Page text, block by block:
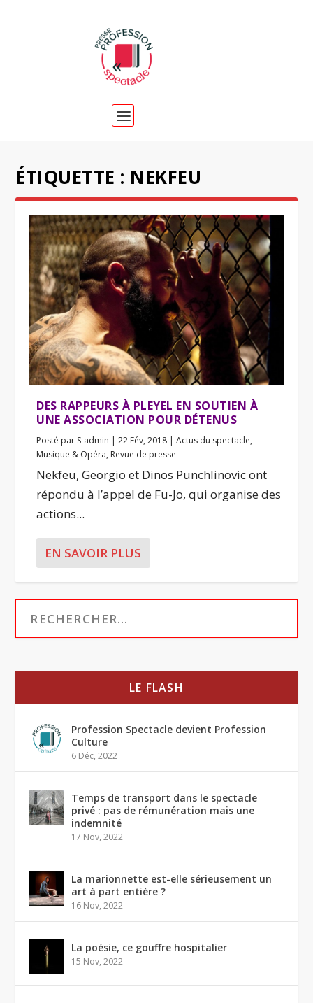
ÉTIQUETTE : NEKFEU
DES RAPPEURS À PLEYEL EN SOUTIEN À
UNE ASSOCIATION POUR DÉTENUS
Posté par S-admin |22 Fév, 2018 |Actus du spectacle,
Musique & Opéra, Revue de presse
Nekfeu, Georgio et Dinos Punchlinovic ont
répondu à l’appel de Fu-Jo, qui organise des
actions...
EN SAVOIR PLUS
LE FLASH
Profession Spectacle devient Profession
Culture
6 Déc, 2022
Temps de transport dans le spectacle
privé : pas de rémunération mais une
indemnité
17 Nov, 2022
La marionnette est-elle sérieusement un
art à part entière ?
16 Nov, 2022
La poésie, ce gouffre hospitalier
15 Nov, 2022